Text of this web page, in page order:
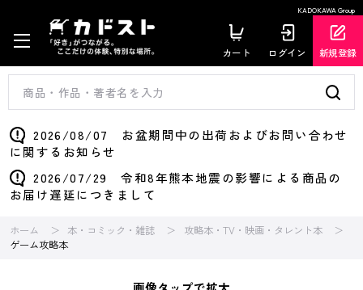
KADOKAWA Group
カート ログイン 新規登録
2026/08/07 お盆期間中の出荷およびお問い合わせ
に関するお知らせ
2026/07/29 令和8年熊本地震の影響による商品の
お届け遅延につきまして
ホーム 本・コミック・雑誌
攻略本・TV・映画・タレント本
ゲーム攻略本